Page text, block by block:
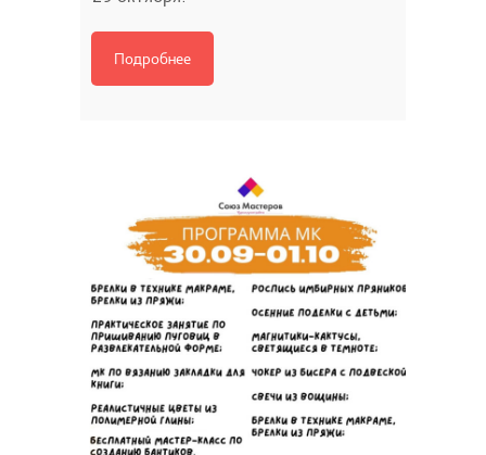
Подробнее